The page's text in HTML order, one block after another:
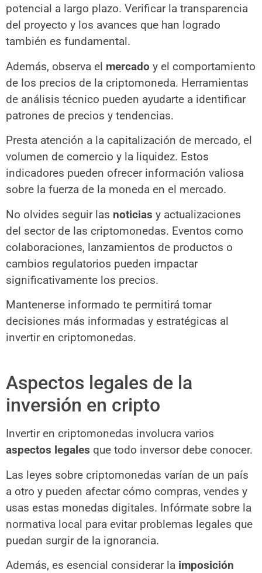
potencial a largo plazo. Verificar la transparencia
del proyecto y los avances que han logrado
también es fundamental.
Además, observa el mercado y el comportamiento
de los precios de la criptomoneda. Herramientas
de análisis técnico pueden ayudarte a identificar
patrones de precios y tendencias.
Presta atención a la capitalización de mercado, el
volumen de comercio y la liquidez. Estos
indicadores pueden ofrecer información valiosa
sobre la fuerza de la moneda en el mercado.
No olvides seguir las noticias y actualizaciones
del sector de las criptomonedas. Eventos como
colaboraciones, lanzamientos de productos o
cambios regulatorios pueden impactar
significativamente los precios.
Mantenerse informado te permitirá tomar
decisiones más informadas y estratégicas al
invertir en criptomonedas.
Aspectos legales de la
inversión en cripto
Invertir en criptomonedas involucra varios
aspectos legales que todo inversor debe conocer.
Las leyes sobre criptomonedas varían de un país
a otro y pueden afectar cómo compras, vendes y
usas estas monedas digitales. Infórmate sobre la
normativa local para evitar problemas legales que
puedan surgir de la ignorancia.
Además, es esencial considerar la imposición